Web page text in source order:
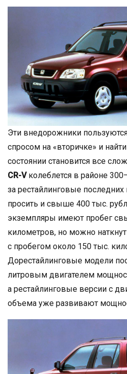
Эти внедорожники
спросом на «вторичке» и
состоянии становится все
CR-Vколеблется в районе
за рестайлинговые
просить и свыше 400 тыс.
экземпляры имеют пробег
километров, но можно
с пробегом около 150 тыс.
Дорестайлинговые модели
литровым двигателем
а рестайлинговые версии с
объема уже развивают